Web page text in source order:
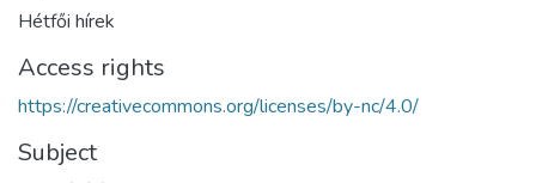
Hétfői hírek
Access rights
https://creativecommons.org/licenses/by-nc/4.0/
Subject